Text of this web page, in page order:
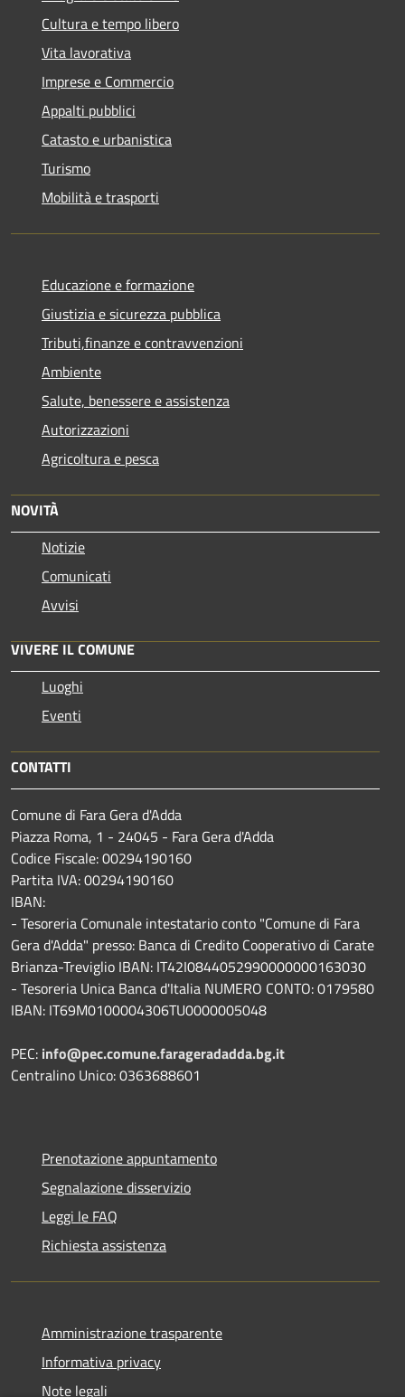
Cultura e tempo libero
Vita lavorativa
Imprese e Commercio
Appalti pubblici
Catasto e urbanistica
Turismo
Mobilità e trasporti
Educazione e formazione
Giustizia e sicurezza pubblica
Tributi,finanze e contravvenzioni
Ambiente
Salute, benessere e assistenza
Autorizzazioni
Agricoltura e pesca
NOVITÀ
Notizie
Comunicati
Avvisi
VIVERE IL COMUNE
Luoghi
Eventi
CONTATTI
Comune di Fara Gera d'Adda
Piazza Roma, 1 - 24045 - Fara Gera d'Adda
Codice Fiscale: 00294190160
Partita IVA: 00294190160
IBAN:
- Tesoreria Comunale intestatario conto "Comune di Fara
Gera d'Adda" presso: Banca di Credito Cooperativo di Carate
Brianza-Treviglio IBAN: IT42I0844052990000000163030
- Tesoreria Unica Banca d'Italia NUMERO CONTO: 0179580
IBAN: IT69M0100004306TU0000005048
PEC: info@pec.comune.farageradadda.bg.it
Centralino Unico: 0363688601
Prenotazione appuntamento
Segnalazione disservizio
Leggi le FAQ
Richiesta assistenza
Amministrazione trasparente
Informativa privacy
Note legali